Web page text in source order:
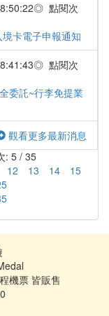
點閱次
卡電子申報通知
點閱次
委託~行李免提業
觀看更多最新消息
5 / 35
12 13 14
15
機票 皆販售